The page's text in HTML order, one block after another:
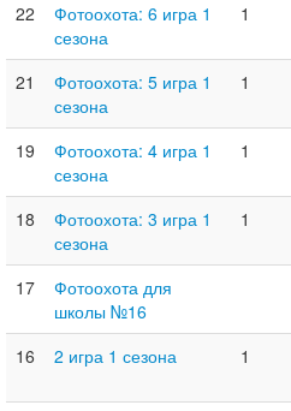
22
Фотоохота: 6 игра 1
сезона
1
21
Фотоохота: 5 игра 1
сезона
1
19
Фотоохота: 4 игра 1
сезона
1
18
Фотоохота: 3 игра 1
сезона
1
17
Фотоохота для
школы №16
16
2 игра 1 сезона 1